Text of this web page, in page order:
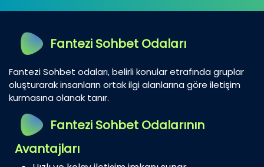
Fantezi Sohbet Odaları
Fantezi Sohbet odaları, belirli konular etrafında gruplar
oluşturarak insanların ortak ilgi alanlarına göre iletişim
kurmasına olanak tanır.
Fantezi Sohbet Odalarının
Avantajları